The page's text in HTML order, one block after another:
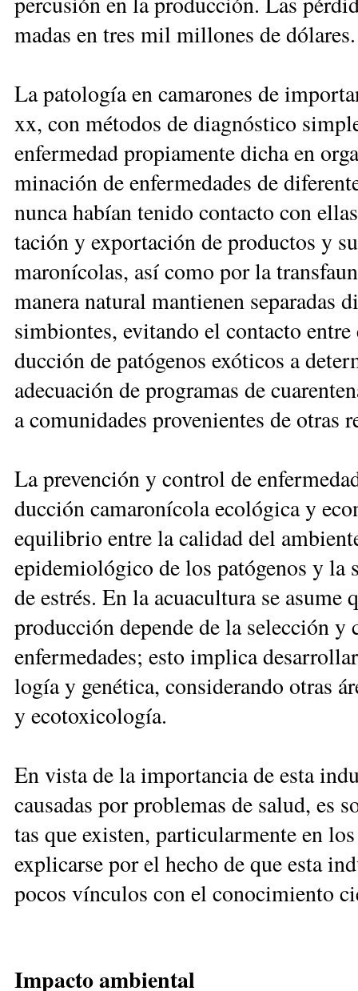
ma­das en tres mil mi­llo­nes de dó­la­res.
La pa­to­lo­gía en ca­ma­ro­nes de
xx, con mé­to­dos de diag­nós­ti­co
en­fer­me­dad pro­pia­men­te di­cha en
mi­na­ción de en­fer­me­da­des de
nun­ca ha­bían te­ni­do con­tac­to con
ta­ción y ex­por­ta­ción de pro­duc­tos y
ma­ro­ní­co­las, así co­mo por la
ma­ne­ra na­tu­ral man­tie­nen se­pa­ra­das
sim­bion­tes, evi­tan­do el con­tac­to
duc­ción de pa­tó­ge­nos exó­ti­cos a
ade­cua­ción de pro­gra­mas de
a co­mu­ni­da­des pro­ve­nien­tes de otras
La pre­ven­ción y con­trol de
duc­ción ca­ma­ro­ní­co­la eco­ló­gi­ca y
equi­li­brio en­tre la ca­li­dad del
epi­de­mio­ló­gi­co de los pa­tó­ge­nos y la
de es­trés. En la acua­cul­tu­ra se
pro­duc­ción de­pen­de de la se­lec­ción y
en­fer­me­da­des; es­to im­pli­ca
lo­gía y ge­né­ti­ca, con­si­de­ran­do otras
y eco­to­xi­co­logía.
En vis­ta de la im­por­tan­cia de es­ta
cau­sa­das por pro­ble­mas de sa­lud, es
tas que exis­ten, par­ti­cu­lar­men­te en
ex­pli­car­se por el he­cho de que es­ta
po­cos vín­cu­los con el co­no­ci­mien­to
Im­pac­to am­bien­tal